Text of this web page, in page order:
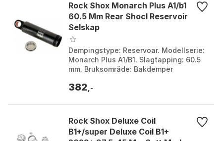
Rock Shox Monarch Plus A1/b1
60.5 Mm Rear Shocl Reservoir
Selskap
Dempingstype: Reservoar. Modellserie:
Monarch Plus A1/B1. Slagtapping: 60.5
mm. Bruksområde: Bakdemper
Size.
382 ,-
Rock Shox Deluxe Coil
B1+/super Deluxe Coil B1+